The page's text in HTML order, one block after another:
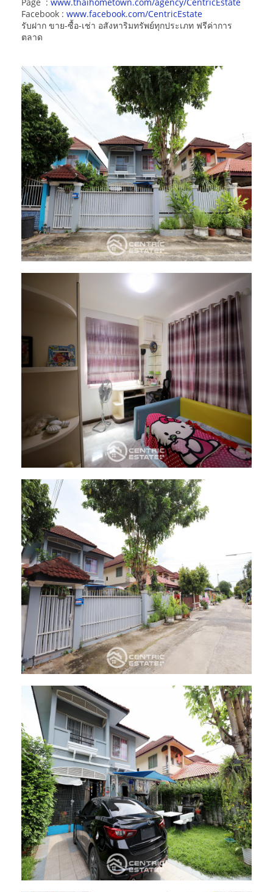
Page : www.thaihometown.com/agency/CentricEstate
Facebook : www.facebook.com/CentricEstate
รับฝาก ขาย-ซื้อ-เช่า อสังหาริมทรัพย์ทุกประเภท ฟรีค่าการ
ตลาด